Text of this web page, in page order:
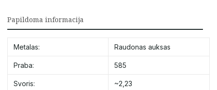
Papildoma informacija
Metalas: Raudonas auksas
Praba: 585
Svoris: ~2,23